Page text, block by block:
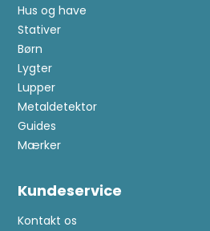
Hus og have
Stativer
Børn
Lygter
Lupper
Metaldetektor
Guides
Mærker
Kundeservice
Kontakt os